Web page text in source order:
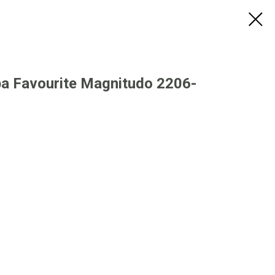
Favourite Magnitudo 2206-